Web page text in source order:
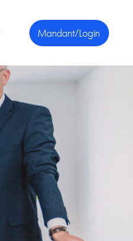
Mandant/Login